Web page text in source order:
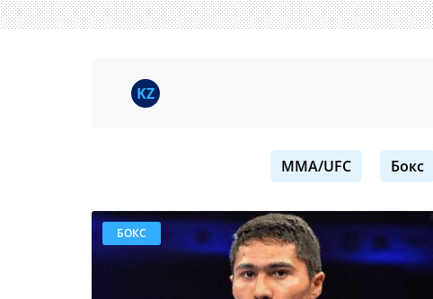
KZ
MMA/UFC Бокс
БОКС